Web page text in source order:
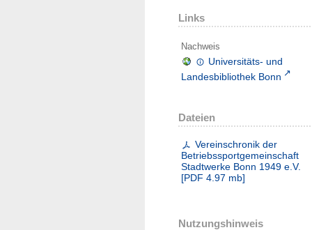
Links
Nachweis
Universitäts- und
Landesbibliothek Bonn
Dateien
Vereinschronik der
Betriebssportgemeinschaft
Stadtwerke Bonn 1949 e.V.
[PDF 4.97 mb]
Nutzungshinweis